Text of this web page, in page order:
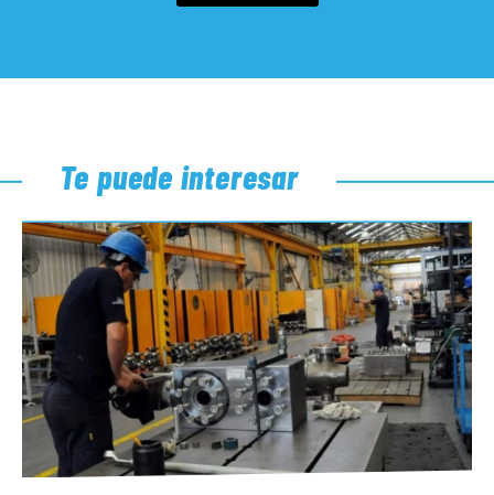
Te puede interesar